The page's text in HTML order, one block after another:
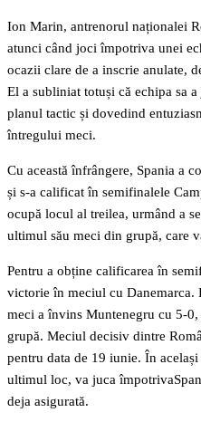
Ion Marin, antrenorul naționalei
atunci când joci împotriva unei
ocazii clare de a inscrie anulate,
El a subliniat totuși că echipa sa
planul tactic și dovedind
întregului meci.
Cu această înfrângere, Spania a
și s-a calificat în semifinalele
ocupă locul al treilea, urmând a
ultimul său meci din grupă, care
Pentru a obține calificarea în
victorie în meciul cu Danemarca.
meci a învins Muntenegru cu 5-
grupă. Meciul decisiv dintre
pentru data de 19 iunie. În
ultimul loc, va juca
deja asigurată.